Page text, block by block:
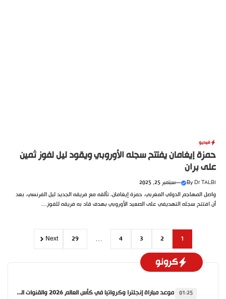
فيديو
حمزة إيغامان يفتتح سجله الأوروبي ويقود ليل لفوز ثمين
على بران
By Dr TALBI
—سبتمبر 25, 2025
واصل المهاجم الدولي المغربي، حمزة إيغامان، تألقه مع فريقه الجديد ليل الفرنسي، بعد
أن افتتح سجله التهديفي على الصعيد الأوروبي بهدف قاد به فريقه للفوز....
1
2
3
4
…
29
Next
كرونو
01:25 موعد مباراة إنجلترا وكرواتيا في كأس العالم 2026 والقنوات الناقلة